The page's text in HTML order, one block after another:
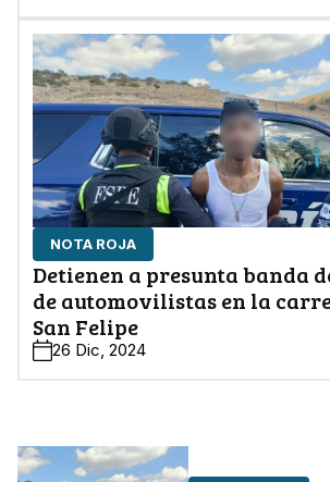
NOTA ROJA
Detienen a presunta banda
de automovilistas en la
San Felipe
26 Dic, 2024